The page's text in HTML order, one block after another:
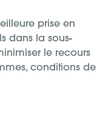
prise en
dans la sous-
le recours
conditions de